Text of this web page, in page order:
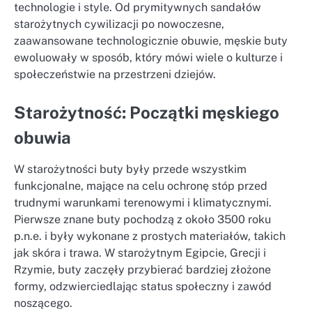
technologie i style. Od prymitywnych sandałów
starożytnych cywilizacji po nowoczesne,
zaawansowane technologicznie obuwie, męskie buty
ewoluowały w sposób, który mówi wiele o kulturze i
społeczeństwie na przestrzeni dziejów.
Starożytność: Początki męskiego
obuwia
W starożytności buty były przede wszystkim
funkcjonalne, mające na celu ochronę stóp przed
trudnymi warunkami terenowymi i klimatycznymi.
Pierwsze znane buty pochodzą z około 3500 roku
p.n.e. i były wykonane z prostych materiałów, takich
jak skóra i trawa. W starożytnym Egipcie, Grecji i
Rzymie, buty zaczęły przybierać bardziej złożone
formy, odzwierciedlając status społeczny i zawód
noszącego.